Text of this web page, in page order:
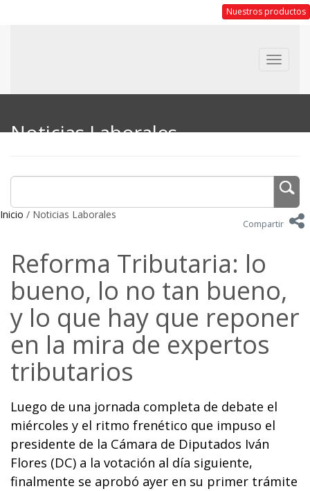
Nuestros productos
Toggle
Noticias Laborales
Inicio / Noticias Laborales
Compartir
Reforma Tributaria: lo
bueno, lo no tan bueno,
y lo que hay que reponer
en la mira de expertos
tributarios
Luego de una jornada completa de debate el
miércoles y el ritmo frenético que impuso el
presidente de la Cámara de Diputados Iván
Flores (DC) a la votación al día siguiente,
finalmente se aprobó ayer en su primer trámite